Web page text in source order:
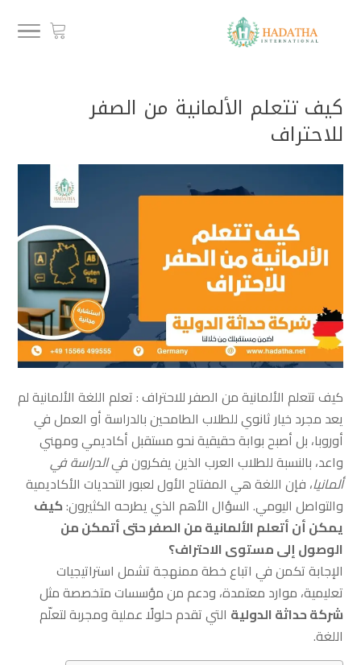
كيف تتعلم الألمانية من الصفر
للاحتراف
كيف تتعلم الألمانية من الصفر للاحتراف : تعلم اللغة الألمانية لم
يعد مجرد خيار ثانوي للطلاب الطامحين بالدراسة أو العمل في
أوروبا، بل أصبح بوابة حقيقية نحو مستقبل أكاديمي ومهني
واعد، بالنسبة للطلاب العرب الذين يفكرون فيالدراسة في
ألمانيا، فإن اللغة هي المفتاح الأول لعبور التحديات الأكاديمية
والتواصل اليومي. السؤال الأهم الذي يطرحه الكثيرون:كيف
يمكن أن أتعلم الألمانية من الصفر حتى أتمكن من
الوصول إلى مستوى الاحتراف؟
الإجابة تكمن في اتباع خطة ممنهجة تشمل استراتيجيات
تعليمية، موارد معتمدة، ودعم من مؤسسات متخصصة مثل
شركة حداثة الدولية التي تقدم حلولًا عملية ومجربة لتعلّم
اللغة.